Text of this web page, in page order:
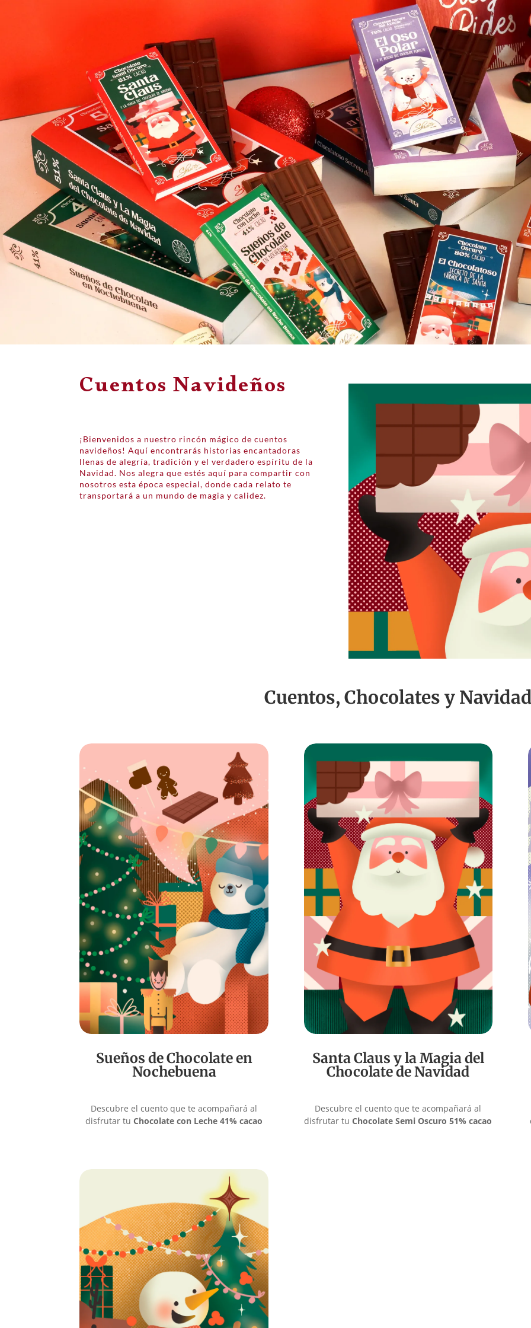
Cuentos Navideños
¡Bienvenidos a nuestro rincón mágico de cuentos
navideños! Aquí encontrarás historias encantadoras
llenas de alegría, tradición y el verdadero espíritu de la
Navidad. Nos alegra que estés aquí para compartir con
nosotros esta época especial, donde cada relato te
transportará a un mundo de magia y calidez.
Cuentos, Chocolates y
Sueños de Chocolate en
Nochebuena
Descubre el cuento que te acompañará al
disfrutar tuChocolate con Leche 41% cacao
Santa Claus y la Magia del
Chocolate de Navidad
Descubre el cuento que te acompañará al
disfrutar tuChocolate Semi Oscuro 51% cacao